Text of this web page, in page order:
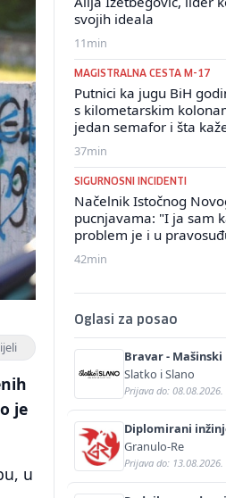
je
u
svojih ideala
11min
MAGISTRALNA CESTA M-17
Putnici ka jugu BiH
s kilometarskim
jedan semafor i šta
37min
SIGURNOSNI INCIDENTI
Načelnik Istočnog
pucnjavama: "I ja sam
problem je i u
42min
Oglasi za posao
Bravar -
Slatko i Slano
Prijava do: 08.08.2026.
Diplomirani
Bachelor inžinjer
(m/ž)
Granulo-Re
Prijava do: 13.08.2026.